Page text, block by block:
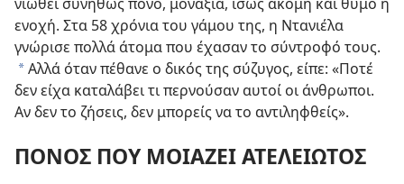
ενοχή. Στα 58 χρόνια του γάμου της, η Ντανιέλα
γνώρισε πολλά άτομα που έχασαν το σύντροφό τους.
*Αλλά όταν πέθανε ο δικός της σύζυγος, είπε: «Ποτέ
δεν είχα καταλάβει τι περνούσαν αυτοί οι άνθρωποι.
Αν δεν το ζήσεις, δεν μπορείς να το αντιληφθείς».
ΠΟΝΟΣ ΠΟΥ ΜΟΙΑΖΕΙ ΑΤΕΛΕΙΩΤΟΣ